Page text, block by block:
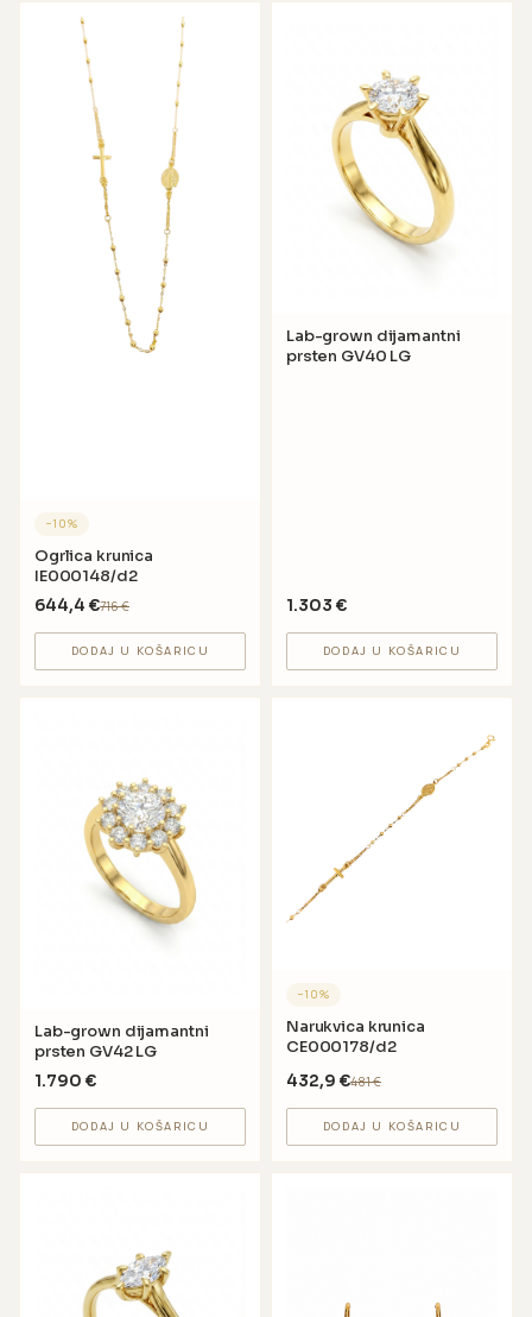
−10%
Ogrlica krunica
IE000148/d2
644,4 €716€
DODAJ U KOŠARICU
Lab-grown dijamantni
prsten GV40 LG
1.303 €
DODAJ U KOŠARICU
Lab-grown dijamantni
prsten GV42 LG
1.790 €
DODAJ U KOŠARICU
−10%
Narukvica krunica
CE000178/d2
432,9 €481€
DODAJ U KOŠARICU